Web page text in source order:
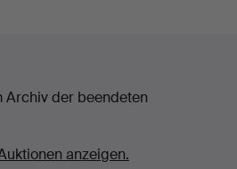
Archiv der beendeten
anzeigen.